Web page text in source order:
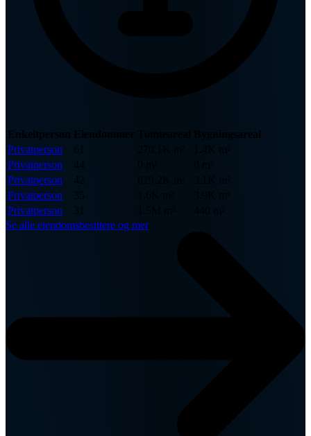
Enkeltperson Eiendommer
Bygningsareal
Privatperson
61
1.4K m²
Privatperson
44
Privatperson
42
3.1K m²
Privatperson
35
3.9K m²
Privatperson
31
Se alle eiendomsbesittere og mer